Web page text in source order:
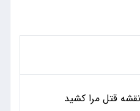
نقشه قتل مرا کشید